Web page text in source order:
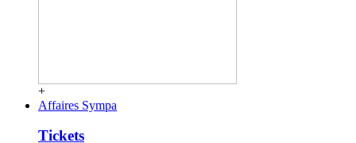
+
Affaires Sympa
Tickets